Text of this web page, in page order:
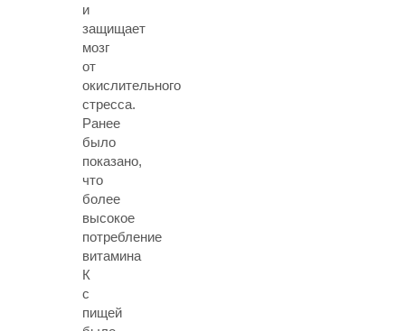
и
защищает
мозг
от
окислительного
стресса.
Ранее
было
показано,
что
более
высокое
потребление
витамина
К
с
пищей